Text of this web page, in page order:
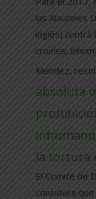
las Naciones
inglés)
crueles,
Méndez,
absoluta
la tortura
El Comité de
considera